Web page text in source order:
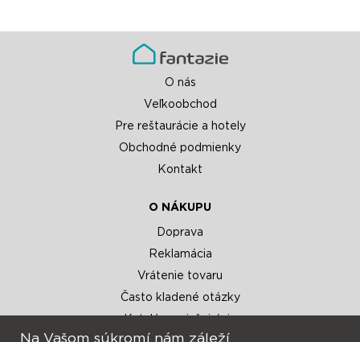
O nás
Veľkoobchod
Pre reštaurácie a hotely
Obchodné podmienky
Kontakt
O NÁKUPU
Doprava
Reklamácia
Vrátenie tovaru
Často kladené otázky